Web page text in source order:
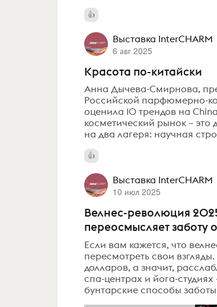
Выставка InterCHARM
6 авг 2025
Красота по-китайски
Анна Дычева-Смирнова,
Российской парфюмерно-
оценила 10 трендов на
косметический рынок – это
на два лагеря: научная
Выставка InterCHARM
10 июл 2025
Велнес-революция
переосмысляет заботу
Если вам кажется, что
пересмотреть свои
долларов, а значит,
спа-центрах и йога-
бунтарские способы